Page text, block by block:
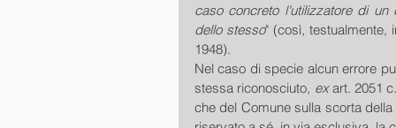
caso concreto l'utilizzatore di
dello stesso" (così, testualmente,
1948).
Nel caso di specie alcun errore
stessa riconosciuto, ex art. 2051
che del Comune sulla scorta